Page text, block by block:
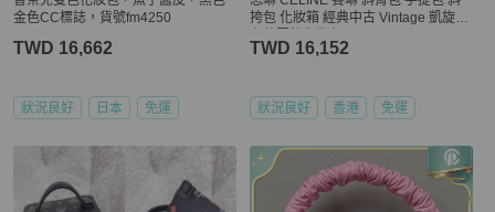
金色CC標誌，貨號fm4250
TWD 16,662
狀況良好 日本 免運
挎包 化妝箱 經典中古 Vintage 凱旋門
化妝袋
TWD 16,152
狀況良好 香港 免運